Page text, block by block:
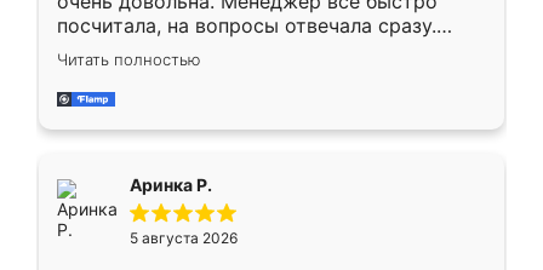
посчитала, на вопросы отвечала сразу.
Замерщик приехал в субботу, подошёл к
делу со всей ответственностью. Собрали
за день, ребята работали аккуратно, даже
Читать полностью
Аринка Р.
5 августа 2026